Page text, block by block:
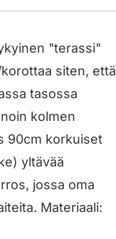
"terassi"
siten, että
tasossa
kolmen
90cm korkuiset
yltävää
jossa oma
Materiaali: